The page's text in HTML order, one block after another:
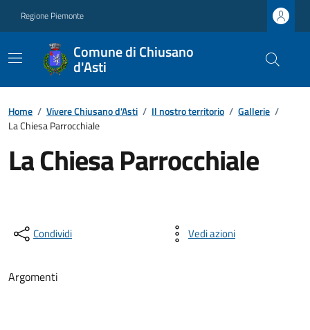
Regione Piemonte
Comune di Chiusano
d'Asti
Home / Vivere Chiusano d'Asti / Il nostro territorio / Gallerie /
La Chiesa Parrocchiale
La Chiesa Parrocchiale
Condividi Vedi azioni
Argomenti